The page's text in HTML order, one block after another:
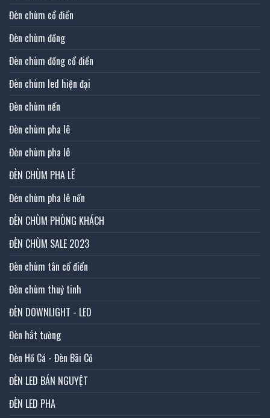
Đèn chùm cổ điển
Đèn chùm đồng
Đèn chùm đồng cổ điển
Đèn chùm led hiện đại
Đèn chùm nến
Đèn chùm pha lê
Đèn chùm pha lê
ĐÈN CHÙM PHA LÊ
Đèn chùm pha lê nến
ĐÈN CHÙM PHÒNG KHÁCH
ĐÈN CHÙM SALE 2023
Đèn chùm tân cổ điển
Đèn chùm thuỷ tinh
ĐÈN DOWNLIGHT - LED
Đèn hắt tường
Đèn Hồ Cá - Đèn Bãi Cỏ
ĐÈN LED BÁN NGUYỆT
ĐÈN LED PHA